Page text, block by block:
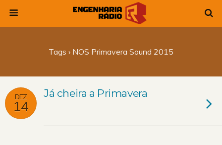
Tags › NOS Primavera Sound 2015
DEZ
14
Já cheira a Primavera